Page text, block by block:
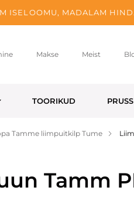
ISELOOMU, MADALAM
Makse Meist
TOORIKUD PRUSS
Tamme liimpuitkilp Tume
Tamm